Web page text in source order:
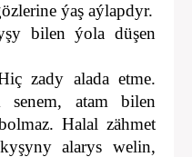
ýaş aýlapdyr.
bilen ýola düşen
zady alada etme.
atam bilen
Halal zähmet
alarys welin,